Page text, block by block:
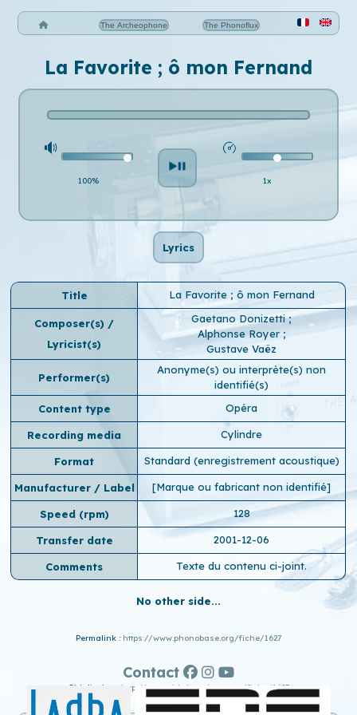
The Archeophone The Phonoflux
La Favorite ; ô mon Fernand
100% 1x
Lyrics
Title La Favorite ; ô mon Fernand
Composer(s) /
Lyricist(s)
Gaetano Donizetti;
Alphonse Royer ;
Gustave Vaëz
Performer(s)
Anonyme(s) ou interprète(s) non
identifié(s)
Content type
Opéra
Recording media Cylindre
Format Standard (enregistrement acoustique)
Manufacturer / Label [Marque ou fabricant non identifié]
Speed ​​(rpm) 128
Transfer date 2001-12-06
Comments Texte du contenu ci-joint.
No other side...
Permalink : https://www.phonobase.org/fiche/1627
Old display : http://www.old.phonobase.org/fiche/1627
Contact